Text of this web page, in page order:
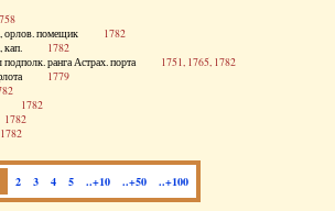
, орлов. помещик 1782
, кап. 1782
подполк. ранга Астрах. порта 1751, 1765, 1782
флота 1779
1782
1782
1782
2 3 4 5 ..+10 ..+50 ..+100